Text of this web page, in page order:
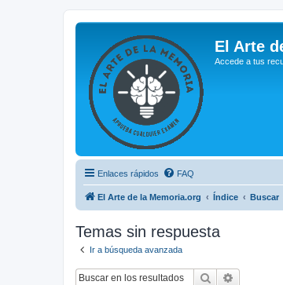
El Arte
Accede a tus
Enlaces rápidos FAQ
El Arte de la Memoria.org Índice Buscar
Temas sin respuesta
Ir a búsqueda avanzada
Buscar